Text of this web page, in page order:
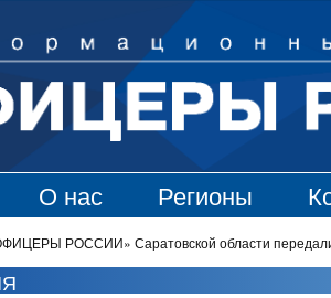
О нас Регионы
РОССИИ» Саратовской области